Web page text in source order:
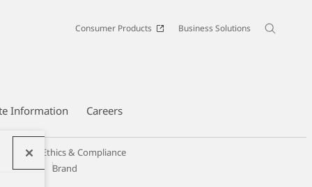
Information Careers
Consumer Products Business Solutions
Code of Ethics & Compliance
Design
Brand